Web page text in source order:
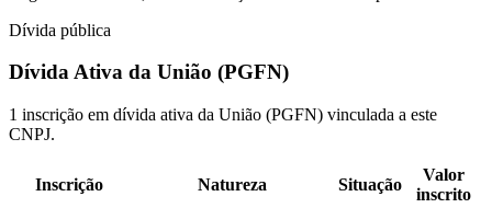
Dívida pública
Dívida Ativa da União (PGFN)
1 inscrição em dívida ativa da União (PGFN) vinculada a este
CNPJ.
Inscrição Natureza Situação
Valor
inscrito